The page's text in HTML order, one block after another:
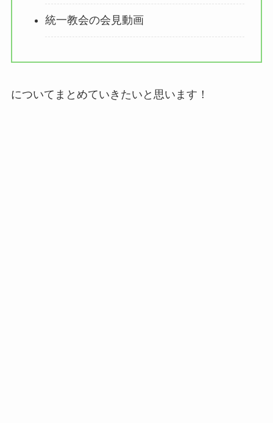
統一教会の会見動画
についてまとめていきたいと思います！